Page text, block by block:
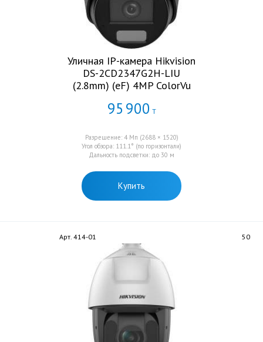
Уличная IP-камера Hikvision
DS-2CD2347G2H-LIU
(2.8mm) (eF) 4MP ColorVu
95 900 Т
Разрешение: 4 Мп (2688 × 1520)
Угол обзора: 111.1° (по горизонтали)
Дальность подсветки: до 30 м
Купить
Арт. 414-01 50